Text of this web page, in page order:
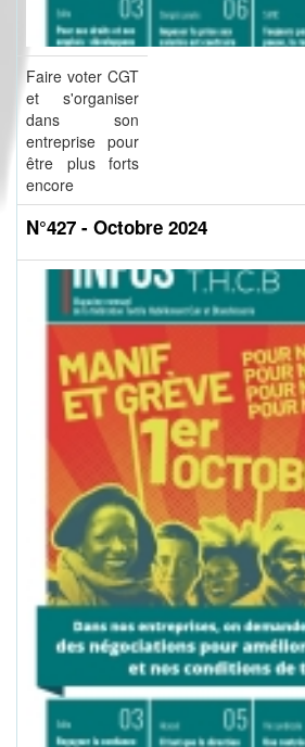
Faire voter CGT
et s'organiser
dans son
entreprise pour
être plus forts
encore
N°427 - Octobre 2024